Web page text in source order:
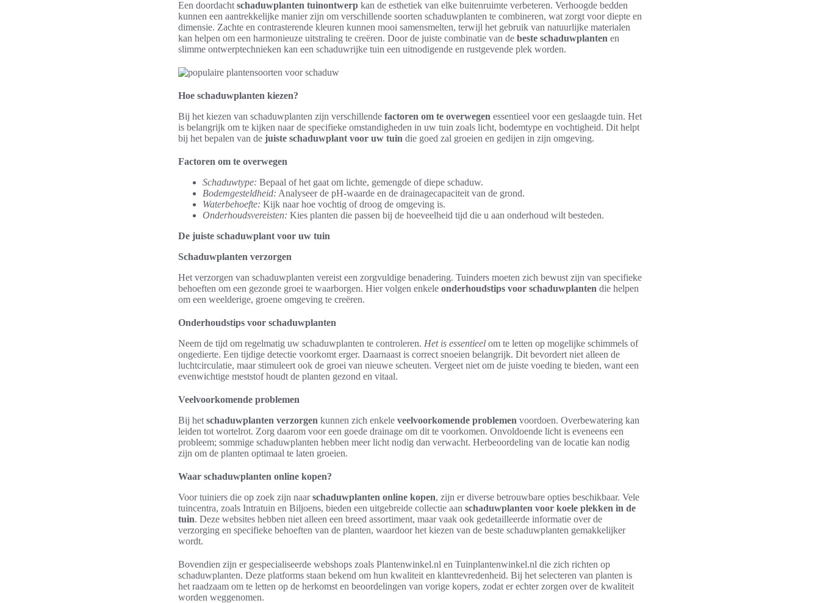
Een doordacht schaduwplanten tuinontwerp kan de esthetiek van elke buitenruimte verbeteren. Verhoogde bedden
kunnen een aantrekkelijke manier zijn om verschillende soorten schaduwplanten te combineren, wat zorgt voor diepte en
dimensie. Zachte en contrasterende kleuren kunnen mooi samensmelten, terwijl het gebruik van natuurlijke materialen
kan helpen om een harmonieuze uitstraling te creëren. Door de juiste combinatie van de beste schaduwplanten en
slimme ontwerptechnieken kan een schaduwrijke tuin een uitnodigende en rustgevende plek worden.
Hoe schaduwplanten kiezen?
Bij het kiezen van schaduwplanten zijn verschillende factoren om te overwegen essentieel voor een geslaagde tuin. Het
is belangrijk om te kijken naar de specifieke omstandigheden in uw tuin zoals licht, bodemtype en vochtigheid. Dit helpt
bij het bepalen van de juiste schaduwplant voor uw tuin die goed zal groeien en gedijen in zijn omgeving.
Factoren om te overwegen
Schaduwtype: Bepaal of het gaat om lichte, gemengde of diepe schaduw.
Bodemgesteldheid: Analyseer de pH-waarde en de drainagecapaciteit van de grond.
Waterbehoefte: Kijk naar hoe vochtig of droog de omgeving is.
Onderhoudsvereisten: Kies planten die passen bij de hoeveelheid tijd die u aan onderhoud wilt besteden.
De juiste schaduwplant voor uw tuin
Schaduwplanten verzorgen
Het verzorgen van schaduwplanten vereist een zorgvuldige benadering. Tuinders moeten zich bewust zijn van specifieke
behoeften om een gezonde groei te waarborgen. Hier volgen enkele onderhoudstips voor schaduwplanten die helpen
om een weelderige, groene omgeving te creëren.
Onderhoudstips voor schaduwplanten
Neem de tijd om regelmatig uw schaduwplanten te controleren. Het is essentieel om te letten op mogelijke schimmels of
ongedierte. Een tijdige detectie voorkomt erger. Daarnaast is correct snoeien belangrijk. Dit bevordert niet alleen de
luchtcirculatie, maar stimuleert ook de groei van nieuwe scheuten. Vergeet niet om de juiste voeding te bieden, want een
evenwichtige meststof houdt de planten gezond en vitaal.
Veelvoorkomende problemen
Bij het schaduwplanten verzorgen kunnen zich enkele veelvoorkomende problemen voordoen. Overbewatering kan
leiden tot wortelrot. Zorg daarom voor een goede drainage om dit te voorkomen. Onvoldoende licht is eveneens een
probleem; sommige schaduwplanten hebben meer licht nodig dan verwacht. Herbeoordeling van de locatie kan nodig
zijn om de planten optimaal te laten groeien.
Waar schaduwplanten online kopen?
Voor tuiniers die op zoek zijn naarschaduwplanten online kopen, zijn er diverse betrouwbare opties beschikbaar. Vele
tuincentra, zoals Intratuin en Biljoens, bieden een uitgebreide collectie aan schaduwplanten voor koele plekken in de
tuin. Deze websites hebben niet alleen een breed assortiment, maar vaak ook gedetailleerde informatie over de
verzorging en specifieke behoeften van de planten, waardoor het kiezen van de beste schaduwplanten gemakkelijker
wordt.
Bovendien zijn er gespecialiseerde webshops zoals Plantenwinkel.nl en Tuinplantenwinkel.nl die zich richten op
schaduwplanten. Deze platforms staan bekend om hun kwaliteit en klanttevredenheid. Bij het selecteren van planten is
het raadzaam om te letten op de herkomst en beoordelingen van vorige kopers, zodat er echter zorgen over de kwaliteit
worden weggenomen.